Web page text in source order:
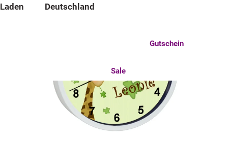
Laden
Deutschland
Gutschein
Sale